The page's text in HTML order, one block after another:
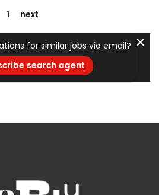
1 next
for similar jobs via email?
search agent
✕